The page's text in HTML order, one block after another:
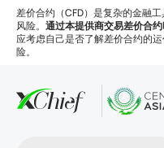
差价合约（CFD）是复杂的金融
风险。 通过本提供商交易差价合
应考虑自己是否了解差价合约的
险。